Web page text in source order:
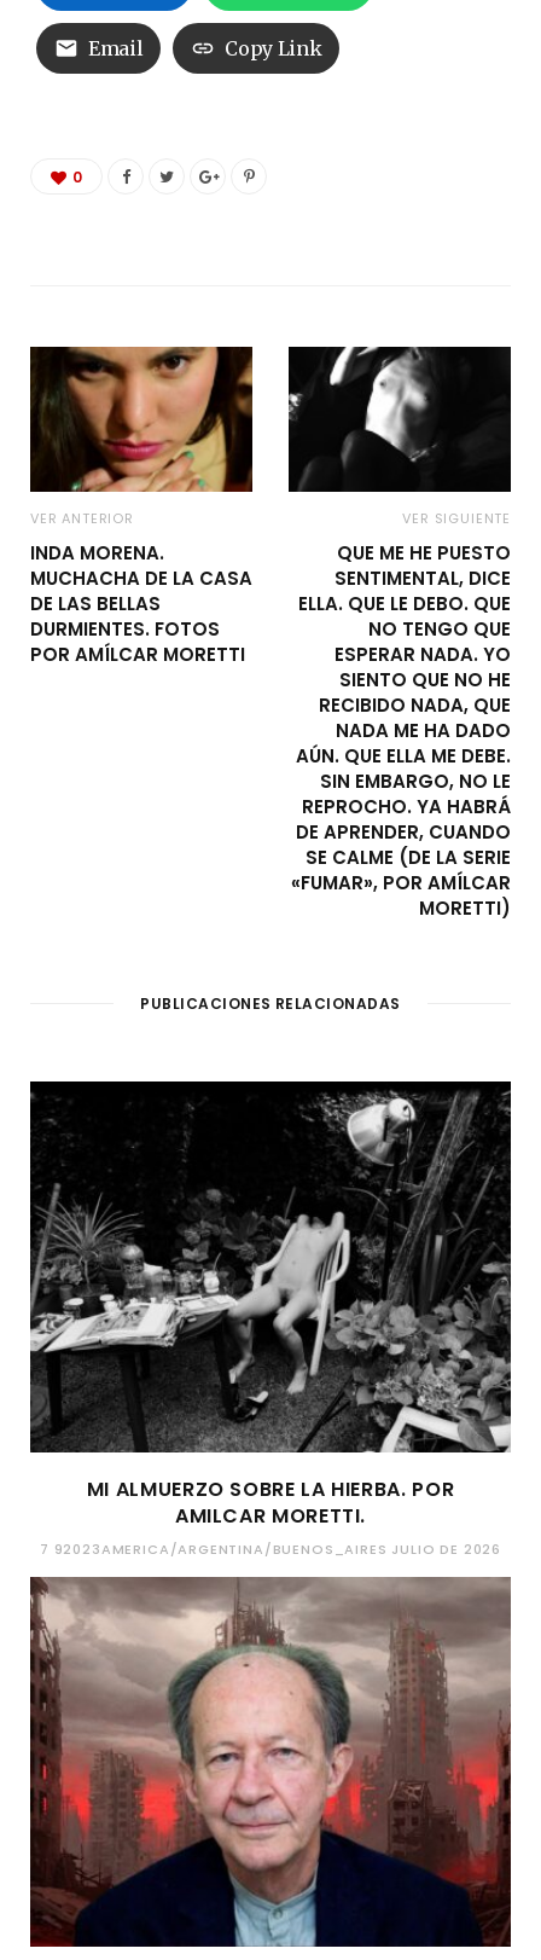
Email Copy Link
0
VER ANTERIOR
INDA MORENA.
MUCHACHA DE LA CASA
DE LAS BELLAS
DURMIENTES. FOTOS
POR AMÍLCAR MORETTI
VER SIGUIENTE
QUE ME HE PUESTO
SENTIMENTAL, DICE
ELLA. QUE LE DEBO. QUE
NO TENGO QUE
ESPERAR NADA. YO
SIENTO QUE NO HE
RECIBIDO NADA, QUE
NADA ME HA DADO
AÚN. QUE ELLA ME DEBE.
SIN EMBARGO, NO LE
REPROCHO. YA HABRÁ
DE APRENDER, CUANDO
SE CALME (DE LA SERIE
«FUMAR», POR AMÍLCAR
MORETTI)
PUBLICACIONES RELACIONADAS
MI ALMUERZO SOBRE LA HIERBA. POR
AMILCAR MORETTI.
7 92023AMERICA/ARGENTINA/BUENOS_AIRES JULIO DE 2026